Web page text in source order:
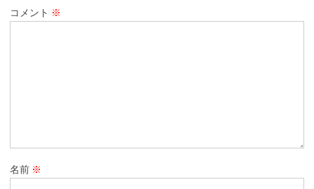
コメント ※
名前 ※